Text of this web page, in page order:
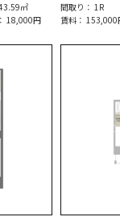
㎡
18,000円
間取り： 1R
賃料： 153,000